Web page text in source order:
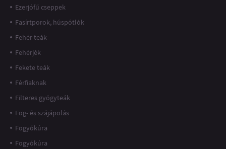
Ezerjófű cseppek
Fasírtporok, húspótlók
Fehér teák
Fehérjék
Fekete teák
Férfiaknak
Filteres gyógyteák
Fog- és szájápolás
Fogyókúra
Fogyókúra